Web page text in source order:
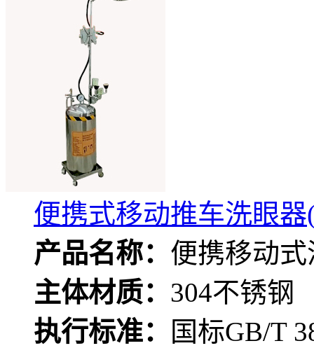
便携式移动推车洗眼
产品名称： 便携移动
主体材质： 304不锈钢
执行标准：
国标GB/T